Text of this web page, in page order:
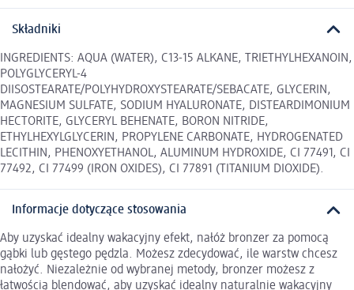
Składniki
INGREDIENTS: AQUA (WATER), C13-15 ALKANE, TRIETHYLHEXANOIN,
POLYGLYCERYL-4
DIISOSTEARATE/POLYHYDROXYSTEARATE/SEBACATE, GLYCERIN,
MAGNESIUM SULFATE, SODIUM HYALURONATE, DISTEARDIMONIUM
HECTORITE, GLYCERYL BEHENATE, BORON NITRIDE,
ETHYLHEXYLGLYCERIN, PROPYLENE CARBONATE, HYDROGENATED
LECITHIN, PHENOXYETHANOL, ALUMINUM HYDROXIDE, CI 77491, CI
77492, CI 77499 (IRON OXIDES), CI 77891 (TITANIUM DIOXIDE).
Informacje dotyczące stosowania
Aby uzyskać idealny wakacyjny efekt, nałóż bronzer za pomocą
gąbki lub gęstego pędzla. Możesz zdecydować, ile warstw chcesz
nałożyć. Niezależnie od wybranej metody, bronzer możesz z
łatwością blendować, aby uzyskać idealny naturalnie wakacyjny